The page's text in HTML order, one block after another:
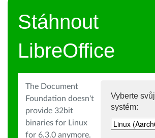
Stáhnout
LibreOffice
Vyberte
systém:
The Document
Foundation doesn't
provide 32bit
binaries for Linux
for 6.3.0 anymore.